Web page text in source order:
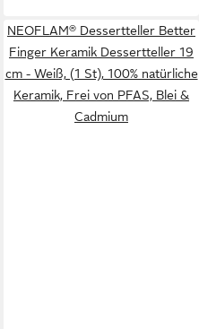
NEOFLAM® Dessertteller Better
Finger Keramik Dessertteller 19
cm - Weiß, (1 St), 100% natürliche
Keramik, Frei von PFAS, Blei &
Cadmium